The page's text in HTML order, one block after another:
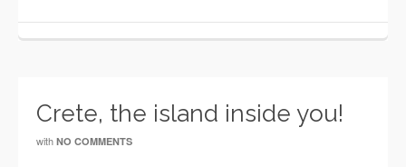
Crete, the island inside you!
with NO COMMENTS